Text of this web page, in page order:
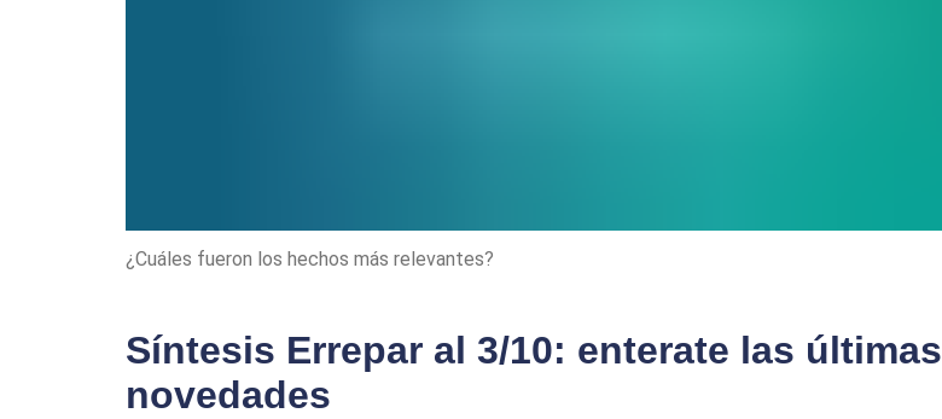
¿Cuáles fueron los hechos más relevantes?
Síntesis Errepar al 3/10: enterate las últimas
novedades